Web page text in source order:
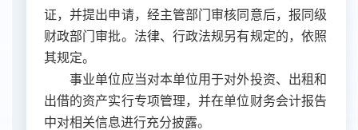
证，并提出申请，经主管部门审核同意后，报同级
财政部门审批。法律、行政法规另有规定的，依照
其规定。
事业单位应当对本单位用于对外投资、出租和
出借的资产实行专项管理，并在单位财务会计报告
中对相关信息进行充分披露。